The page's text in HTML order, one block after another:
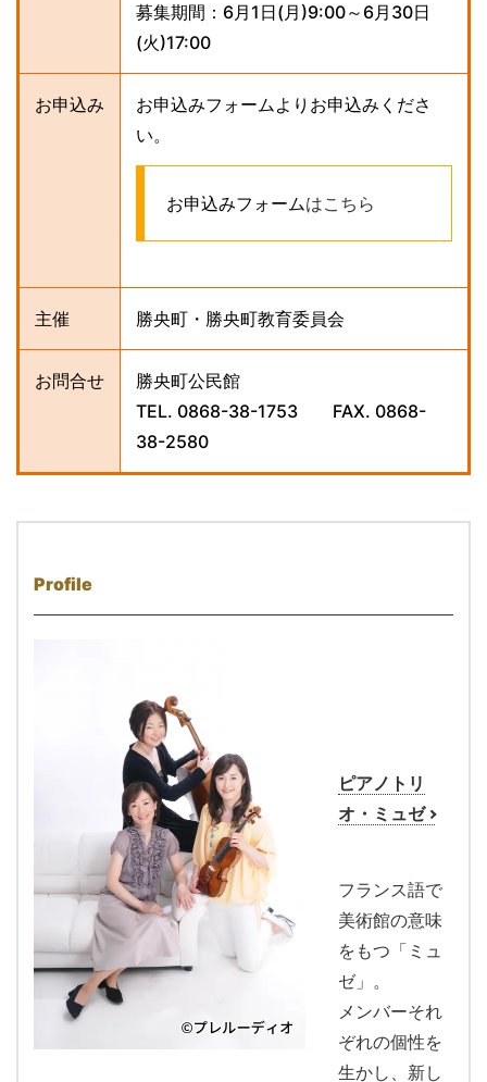
募集期間：6月1日(月)9:00～6月30日
(火)17:00
お申込み
お申込みフォームよりお申込みくださ
い。
お申込みフォームはこちら
主催 勝央町・勝央町教育委員会
お問合せ
勝央町公民館
TEL. 0868-38-1753 FAX. 0868-
38-2580
Profile
ピアノトリ
オ・ミュゼ
フランス語で
美術館の意味
をもつ「ミュ
ゼ」。
メンバーそれ
ぞれの個性を
生かし、新し